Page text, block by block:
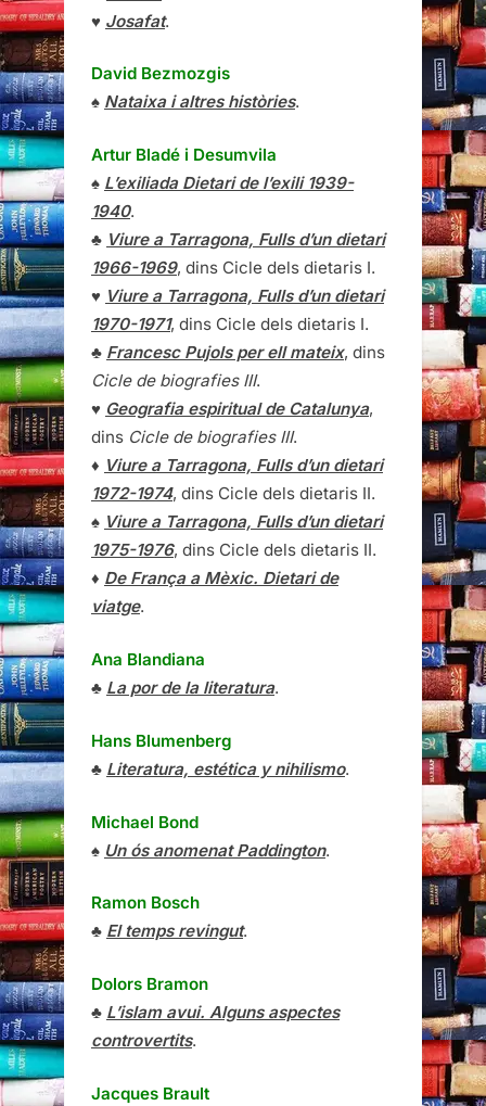
♥ Josafat.
David Bezmozgis
♠ Nataixa i altres històries.
Artur Bladé i Desumvila
♠ L’exiliada Dietari de l’exili 1939-
1940.
♣ Viure a Tarragona, Fulls d’un dietari
1966-1969, dins Cicle dels dietaris I.
♥ Viure a Tarragona, Fulls d’un dietari
1970-1971, dins Cicle dels dietaris I.
♣ Francesc Pujols per ell mateix, dins
Cicle de biografies III.
♥ Geografia espiritual de Catalunya,
dins Cicle de biografies III.
♦ Viure a Tarragona, Fulls d’un dietari
1972-1974, dins Cicle dels dietaris II.
♠ Viure a Tarragona, Fulls d’un dietari
1975-1976, dins Cicle dels dietaris II.
♦ De França a Mèxic. Dietari de
viatge.
Ana Blandiana
♣ La por de la literatura.
Hans Blumenberg
♣ Literatura, estética y nihilismo.
Michael Bond
♠ Un ós anomenat Paddington.
Ramon Bosch
♣ El temps revingut.
Dolors Bramon
♣ L’islam avui. Alguns aspectes
controvertits.
Jacques Brault